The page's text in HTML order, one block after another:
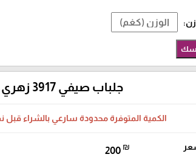
جلباب صيفي 3917 زهري
الكمية المتوفرة محدودة سارعي بالشراء قبل
200 ₪